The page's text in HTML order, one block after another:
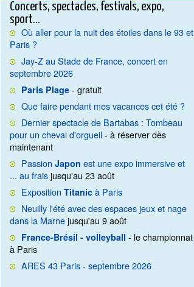
Concerts, spectacles, festivals, expo,
sport...
Où aller pour la nuit des étoiles dans le 93 et
Paris ?
Jay-Z au Stade de France, concert en
septembre 2026
Paris Plage - gratuit
Que faire pendant mes vacances cet été ?
Dernier spectacle de Bartabas : Tombeau
pour un cheval d'orgueil- à réserver dès
maintenant
PassionJapon est une expo immersive et
... au fraisjusqu'au 23 août
ExpositionTitanic à Paris
Neuilly l'été avec des espaces jeux et nage
dans la Marnejusqu'au 9 août
France-Brésil - volleyball - le championnat
à Paris
ARES 43 Paris - septembre 2026